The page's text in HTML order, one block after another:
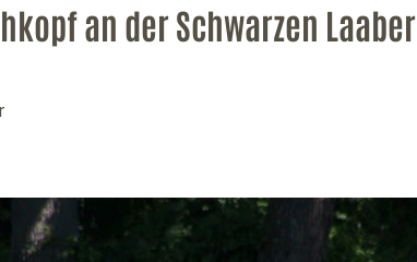
an der Schwarzen Laaber